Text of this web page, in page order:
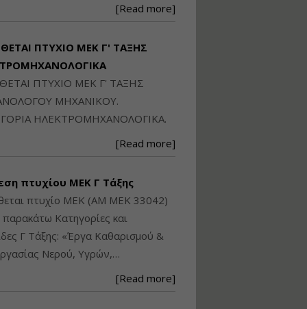
[Read more]
ΠΤΥΧΙΟ ΜΕΚ Γ' ΤΑΞΗΣ
ΠΤΥΧΙΟ ΜΕΚ Γ' ΤΑΞΗΣ
ΜΗΧΑΝΙΚΟΥ.
ΗΛΕΚΤΡΟΜΗΧΑΝΟΛΟΓΙΚΑ.
[Read more]
πτυχίου ΜΕΚ Γ Τάξης
πτυχίο ΜΕΚ (ΑΜ ΜΕΚ 33042)
παρακάτω Κατηγορίες και
Γ Τάξης: «Έργα Καθαρισμού &
Νερού, Υγρών,…
[Read more]
Διηρημένης
Πολεοδομικού
Σχεδίου Δόμησης
Εισηγήτρια:
Τιμή από: €145.00
Διάρκεια: 8 ώρες